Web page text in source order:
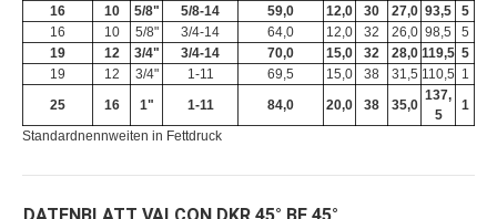
16
10 5/8" 5/8-14 59,0 12,0 30 27,0 93,5
5
16
10 5/8" 3/4-14 64,0 12,0 32 26,0 98,5
5
19
12 3/4" 3/4-14 70,0 15,0 32 28,0 119,5 5
19
12 3/4" 1-11 69,5 15,0 38 31,5 110,5 1
25
16 1" 1-11 84,0 20,0 38 35,0
137,
5
1
Standardnennweiten in Fettdruck